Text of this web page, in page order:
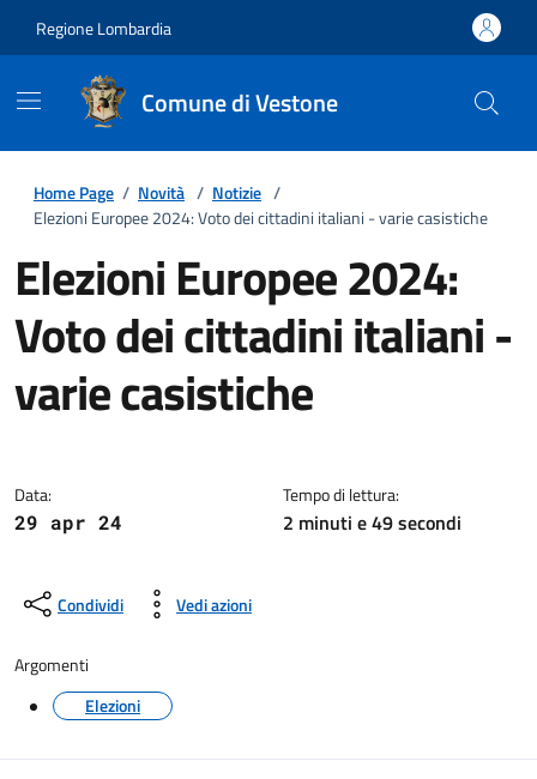
Regione Lombardia
Comune di Vestone
Home Page / Novità / Notizie /
Elezioni Europee 2024: Voto dei cittadini italiani - varie casistiche
Elezioni Europee 2024:
Voto dei cittadini italiani -
varie casistiche
Data:
29 apr 24
Tempo di lettura:
2 minuti e 49 secondi
Condividi Vedi azioni
Argomenti
Elezioni